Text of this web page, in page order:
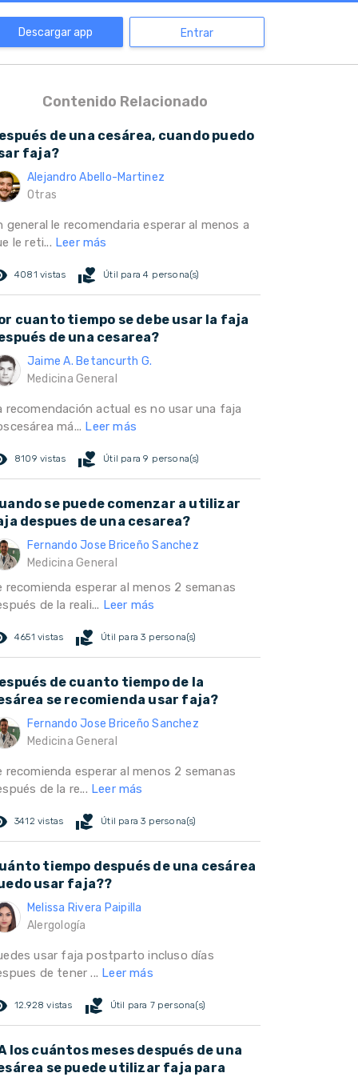
Descargar app Entrar
Contenido Relacionado
de una cesárea, cuando puedo
faja?
Alejandro Abello-Martinez
Otras
general le recomendaria esperar al menos a
le reti... Leer más
4081 vistas volunteer_activism Útil para 4 persona(s)
cuanto tiempo se debe usar la faja
de una cesarea?
Jaime A. Betancurth G.
Medicina General
recomendación actual es no usar una faja
má... Leer más
8109 vistas volunteer_activism Útil para 9 persona(s)
se puede comenzar a utilizar
despues de una cesarea?
Fernando Jose Briceño Sanchez
Medicina General
recomienda esperar al menos 2 semanas
de la reali... Leer más
4651 vistas volunteer_activism Útil para 3 persona(s)
de cuanto tiempo de la
se recomienda usar faja?
Fernando Jose Briceño Sanchez
Medicina General
recomienda esperar al menos 2 semanas
de la re... Leer más
3412 vistas volunteer_activism Útil para 3 persona(s)
tiempo después de una cesárea
usar faja??
Melissa Rivera Paipilla
Alergología
usar faja postparto incluso días
de tener ... Leer más
12.928 vistas volunteer_activism Útil para 7 persona(s)
los cuántos meses después de una
se puede utilizar faja para